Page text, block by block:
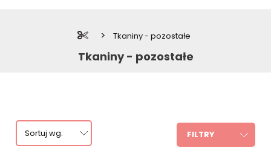
> Tkaniny - pozostałe
Tkaniny - pozostałe
Sortuj wg: FILTRY